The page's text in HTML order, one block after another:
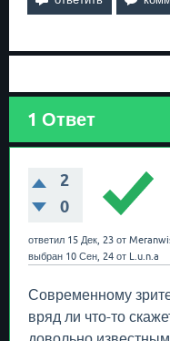
1 Ответ
2
0
ответил 15 Дек, 23 от
выбран 10 Сен, 24 от L.u.n.a
Современному
вряд ли что-то